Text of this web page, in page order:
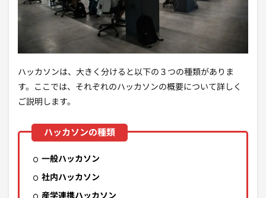
ハッカソンは、大きく分けると以下の３つの種類がありま
す。ここでは、それぞれのハッカソンの概要について詳しく
ご説明します。
一般ハッカソン
社内ハッカソン
産学連携ハッカソン